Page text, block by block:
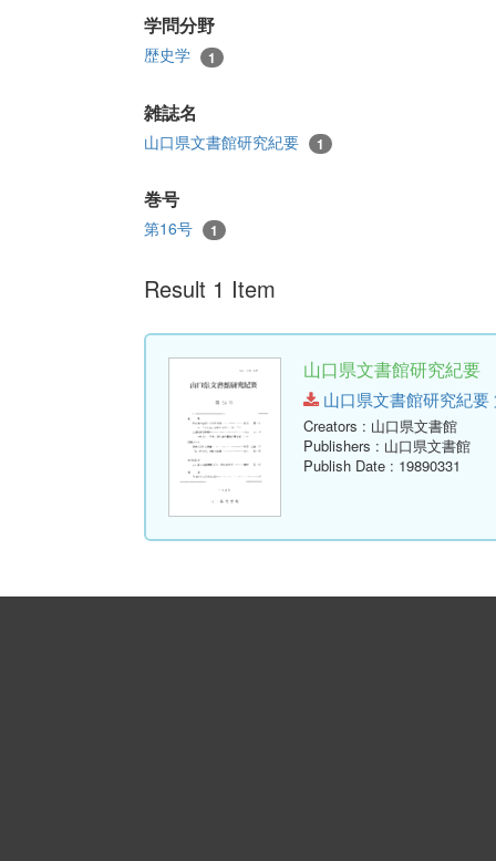
学問分野
歴史学 1
雑誌名
山口県文書館研究紀要 1
巻号
第16号 1
Result 1 Item
山口県文書館研究紀要
山口県文書館研究紀要
Creators : 山口県文書館
Publishers : 山口県文書館
Publish Date : 19890331